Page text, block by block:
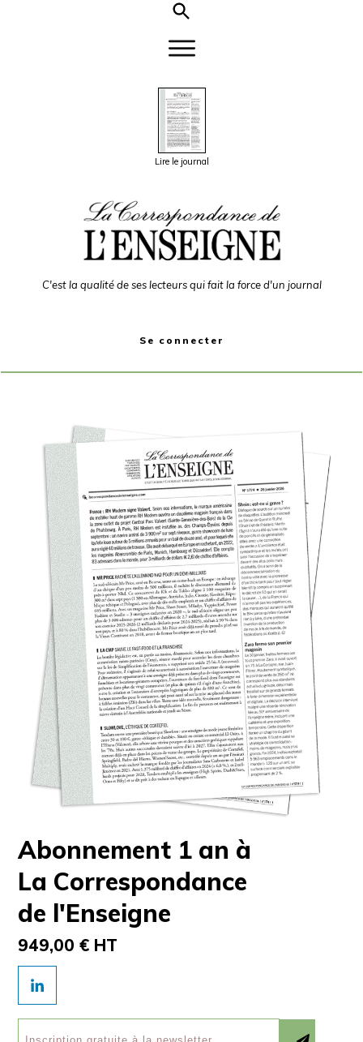
Lire le journal
C'est la qualité de ses lecteurs qui fait la force d'un journal
Se connecter
Abonnement 1 an à
La Correspondance
de l'Enseigne
949,00 € HT